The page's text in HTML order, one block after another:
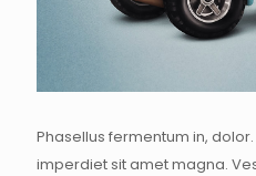
Phasellus fermentum in,
imperdiet sit amet magna.